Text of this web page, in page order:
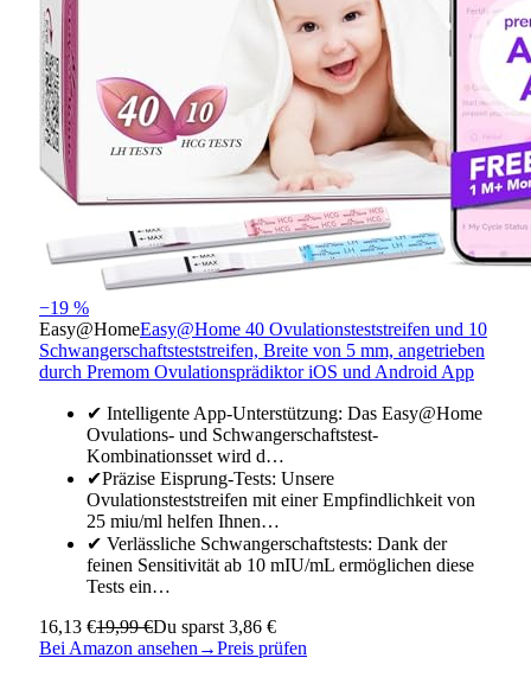
−19 %
Easy@HomeEasy@Home 40 Ovulationsteststreifen und 10
Schwangerschaftsteststreifen, Breite von 5 mm, angetrieben
durch Premom Ovulationsprädiktor iOS und Android App
✔ Intelligente App-Unterstützung: Das Easy@Home
Ovulations- und Schwangerschaftstest-
Kombinationsset wird d…
✔Präzise Eisprung-Tests: Unsere
Ovulationsteststreifen mit einer Empfindlichkeit von
25 miu/ml helfen Ihnen…
✔ Verlässliche Schwangerschaftstests: Dank der
feinen Sensitivität ab 10 mIU/mL ermöglichen diese
Tests ein…
16,13 €19,99 €Du sparst 3,86 €
Bei Amazon ansehen →Preis prüfen